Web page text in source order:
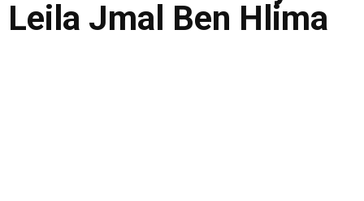
Leila Jmal Ben Hlima